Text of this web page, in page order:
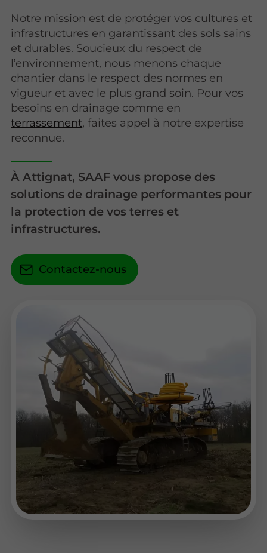
Notre mission est de protéger vos cultures et
infrastructures en garantissant des sols sains
et durables. Soucieux du respect de
l’environnement, nous menons chaque
chantier dans le respect des normes en
vigueur et avec le plus grand soin. Pour vos
besoins en drainage comme en
terrassement, faites appel à notre expertise
reconnue.
À Attignat, SAAF vous propose des
solutions de drainage performantes pour
la protection de vos terres et
infrastructures.
Contactez-nous